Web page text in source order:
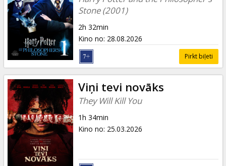
Stone (2001)
2h 32min
Kino no: 28.08.2026
Pirkt biļeti
Viņi tevi novāks
They Will Kill You
1h 34min
Kino no: 25.03.2026